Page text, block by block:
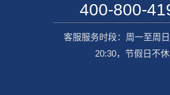
400-800-
客服服务时段：周一至周
20:30，节假日不休